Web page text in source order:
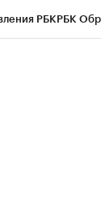
РБКРБК